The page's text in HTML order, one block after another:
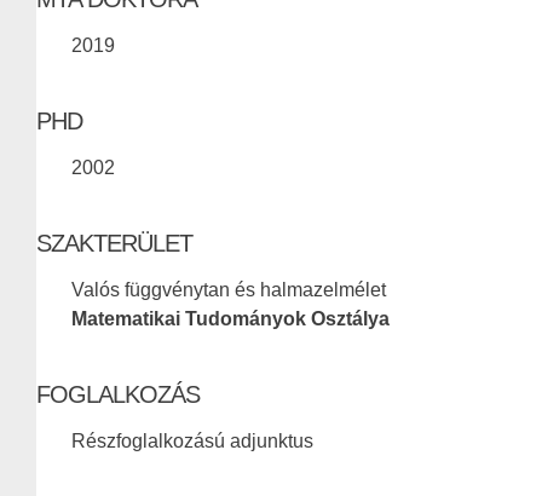
2019
PHD
2002
SZAKTERÜLET
Valós függvénytan és halmazelmélet
Matematikai Tudományok Osztálya
FOGLALKOZÁS
Részfoglalkozású adjunktus